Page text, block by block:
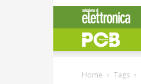
Home Tags